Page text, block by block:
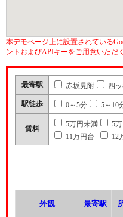
本デモページ上に設置されている
ントおよびAPIキーをご用意いただ
最寄駅 赤坂見附 四
駅徒歩 0～5分 5～10
賃料
5万円未満
5
11万円台
12
外観 最寄駅